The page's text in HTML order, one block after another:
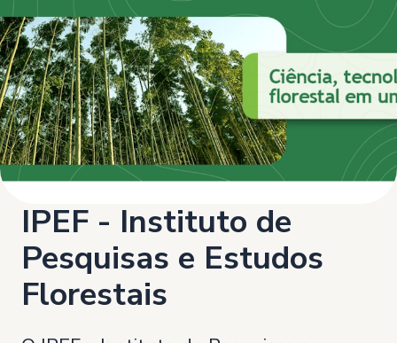
IPEF - Instituto de
Pesquisas e Estudos
Florestais